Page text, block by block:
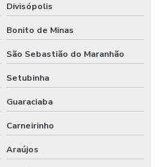
Divisópolis
Bonito de Minas
São Sebastião do Maranhão
Setubinha
Guaraciaba
Carneirinho
Araújos